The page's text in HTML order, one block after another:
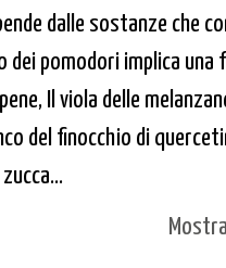
dalle sostanze che
dei pomodori implica una
Il viola delle
del finocchio di